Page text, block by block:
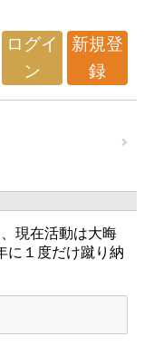
ログイ
ン
新規登
録
現在活動は大晦
に１度だけ蹴り納